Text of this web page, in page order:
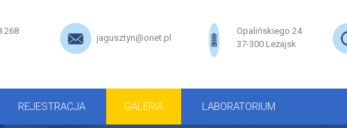
268
jagusztyn@onet.pl
Opalińskiego 24
37-300 Leżajsk
REJESTRACJA GALERIA LABORATORIUM